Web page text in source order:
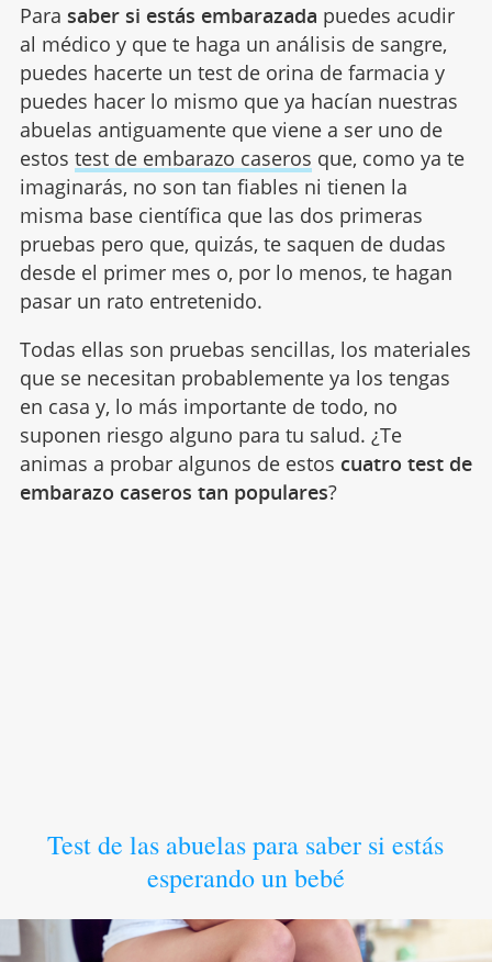
Para saber si estás embarazada puedes acudir
al médico y que te haga un análisis de sangre,
puedes hacerte un test de orina de farmacia y
puedes hacer lo mismo que ya hacían nuestras
abuelas antiguamente que viene a ser uno de
estos test de embarazo caseros que, como ya te
imaginarás, no son tan fiables ni tienen la
misma base científica que las dos primeras
pruebas pero que, quizás, te saquen de dudas
desde el primer mes o, por lo menos, te hagan
pasar un rato entretenido.
Todas ellas son pruebas sencillas, los materiales
que se necesitan probablemente ya los tengas
en casa y, lo más importante de todo, no
suponen riesgo alguno para tu salud. ¿Te
animas a probar algunos de estos cuatro test de
embarazo caseros tan populares?
Test de las abuelas para saber si estás
esperando un bebé